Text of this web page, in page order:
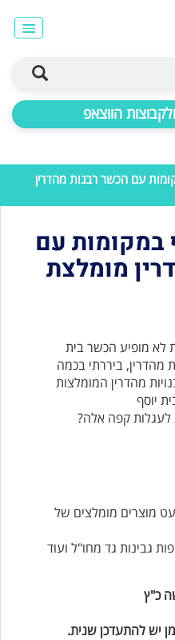
הווצאפ
עם הכשר רבנות מהדרין
במקומות עם
מומלצת
לא מופיע הכשר בית
מהדרין, ביררתי בכמה
מהדרין המומלצות
יוסף
לעגלות קפה אלה?
מוצרים מומלצים של
גבינות גד מחו"ל ועוד
כ"ץ
יש להתעדכן שנית.